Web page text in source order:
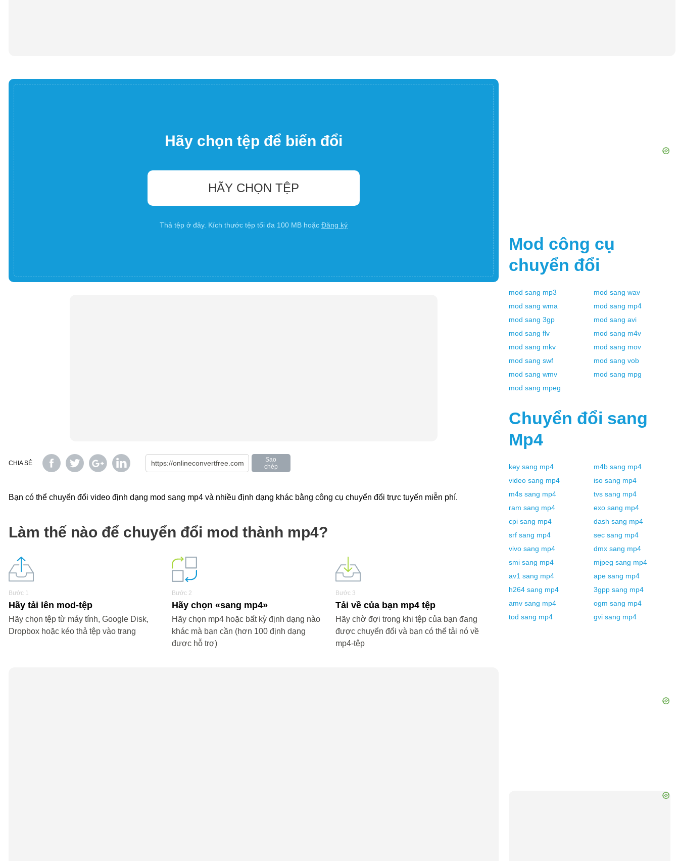
Hãy chọn tệp để biến đổi
HÃY CHỌN TỆP
Thả tệp ở đây. Kích thước tệp tối đa 100 MB hoặc Đăng ký
CHIA SẺ
Sao
chép
Bạn có thể chuyển đổi video định dạng mod sang mp4 và nhiều định dạng khác bằng công cụ chuyển đổi trực tuyến miễn phí.
Làm thế nào để chuyển đổi mod thành mp4?
Bước 1
Hãy tải lên mod-tệp
Hãy chọn tệp từ máy tính, Google Disk,
Dropbox hoặc kéo thả tệp vào trang
Bước 2
Hãy chọn «sang mp4»
Hãy chọn mp4 hoặc bất kỳ định dạng nào
khác mà bạn cần (hơn 100 định dạng
được hỗ trợ)
Bước 3
Tải về của bạn mp4 tệp
Hãy chờ đợi trong khi tệp của bạn đang
được chuyển đổi và bạn có thể tải nó về
mp4-tệp
Mod công cụ
chuyển đổi
mod sang mp3 mod sang wav
mod sang wma mod sang mp4
mod sang 3gp mod sang avi
mod sang flv mod sang m4v
mod sang mkv mod sang mov
mod sang swf mod sang vob
mod sang wmv mod sang mpg
mod sang mpeg
Chuyển đổi sang
Mp4
key sang mp4 m4b sang mp4
video sang mp4 iso sang mp4
m4s sang mp4 tvs sang mp4
ram sang mp4 exo sang mp4
cpi sang mp4 dash sang mp4
srf sang mp4 sec sang mp4
vivo sang mp4 dmx sang mp4
smi sang mp4 mjpeg sang mp4
av1 sang mp4 ape sang mp4
h264 sang mp4 3gpp sang mp4
amv sang mp4 ogm sang mp4
tod sang mp4 gvi sang mp4